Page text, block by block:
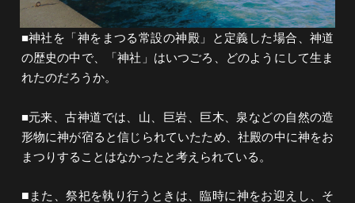
■神社を「神をまつる常設の神殿」と定義した場合、神道
の歴史の中で、「神社」はいつごろ、どのようにして生ま
れたのだろうか。
■元来、古神道では、山、巨岩、巨木、泉などの自然の造
形物に神が宿ると信じられていたため、社殿の中に神をお
まつりすることはなかったと考えられている。
■ また、祭祀を執り行うときは、臨時に神をお迎えし、そ